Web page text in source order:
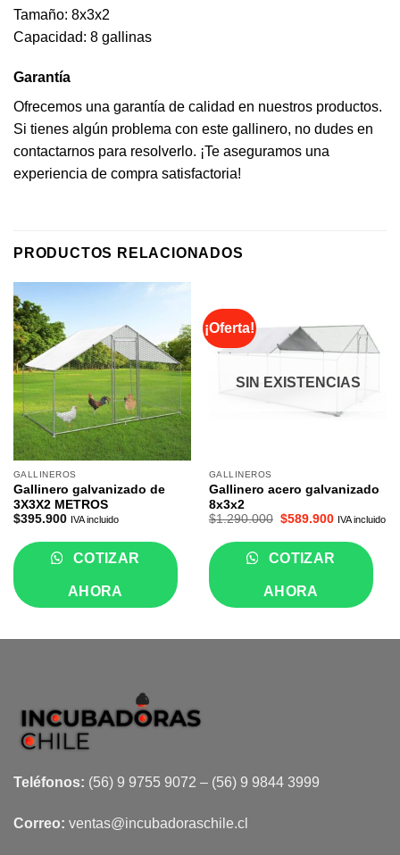
Tamaño: 8x3x2
Capacidad: 8 gallinas
Garantía
Ofrecemos una garantía de calidad en nuestros productos.
Si tienes algún problema con este gallinero, no dudes en
contactarnos para resolverlo. ¡Te aseguramos una
experiencia de compra satisfactoria!
PRODUCTOS RELACIONADOS
GALLINEROS
Gallinero galvanizado de
3X3X2 METROS
$395.900 IVA incluido
COTIZAR
AHORA
¡Oferta!
SIN EXISTENCIAS
GALLINEROS
Gallinero acero galvanizado
8x3x2
$1.290.000 El
original
era:
$1.290.000.
$589.900El
actual
es:
$589.900.
IVA incluido
COTIZAR
AHORA
Teléfonos: (56) 9 9755 9072 – (56) 9 9844 3999
Correo: ventas@incubadoraschile.cl